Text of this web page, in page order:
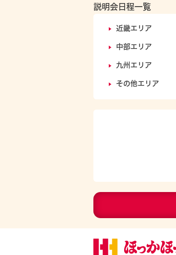
説明会日程一覧
近畿エリア
中部エリア
九州エリア
その他エリア